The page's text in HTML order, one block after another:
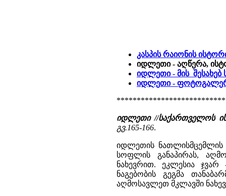
კასპის რაიონის
იდლეთი - აღწერა,
იდლეთი - მის შესახებ
იდლეთი -
იდლეთი //საქართველოს
გვ.165-166.
იდლეთის ნათლისმცემლის
სოფლის განაპირას,
ნახევრით. ეკლესია ჯვარ
ნაგებობის გეგმა
აღმოსავლეთ მკლავში